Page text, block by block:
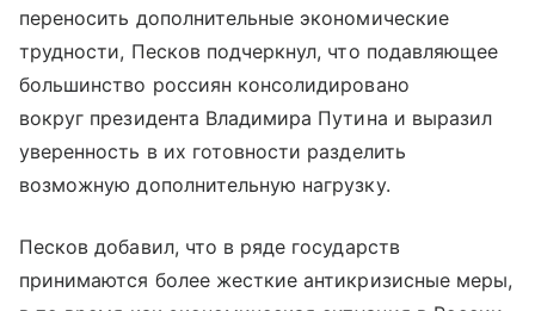
переносить дополнительные экономические
трудности, Песков подчеркнул, что подавляющее
большинство россиян консолидировано
вокруг президента Владимира Путина и выразил
уверенность в их готовности разделить
возможную дополнительную нагрузку.
Песков добавил, что в ряде государств
принимаются более жесткие антикризисные меры,